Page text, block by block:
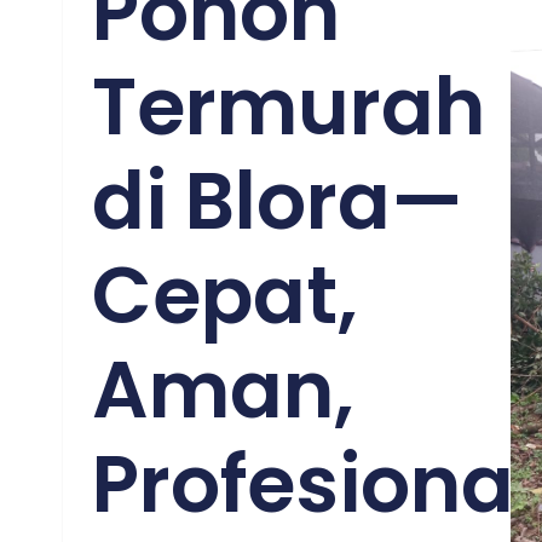
Termurah
di Blora—
Cepat,
Aman,